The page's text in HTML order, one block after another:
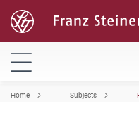
Home Subjects